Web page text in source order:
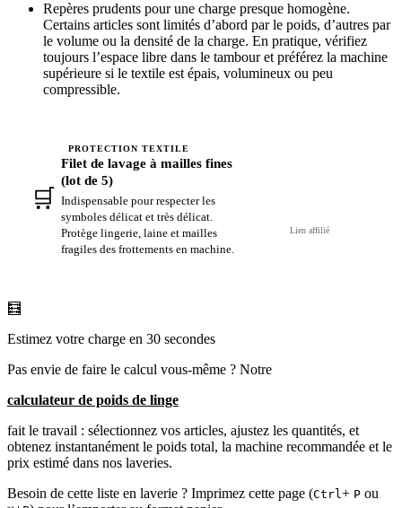
Repères prudents pour une charge presque homogène.
Certains articles sont limités d’abord par le poids, d’autres par
le volume ou la densité de la charge. En pratique, vérifiez
toujours l’espace libre dans le tambour et préférez la machine
supérieure si le textile est épais, volumineux ou peu
compressible.
🛒
PROTECTION TEXTILE
Filet de lavage à mailles fines
(lot de 5)
Indispensable pour respecter les
symboles délicat et très délicat.
Protège lingerie, laine et mailles
fragiles des frottements en machine.
Lien affilié
🧮
Estimez votre charge en 30 secondes
Pas envie de faire le calcul vous-même ? Notre
calculateur de poids de linge
fait le travail : sélectionnez vos articles, ajustez les quantités, et
obtenez instantanément le poids total, la machine recommandée et le
prix estimé dans nos laveries.
Besoin de cette liste en laverie ? Imprimez cette page (Ctrl + P ou